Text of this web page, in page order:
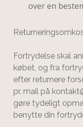
over en
Fortrydelse skal
købet, og fra
efter returnere
pr. mail på
gøre tydeligt
benytte din